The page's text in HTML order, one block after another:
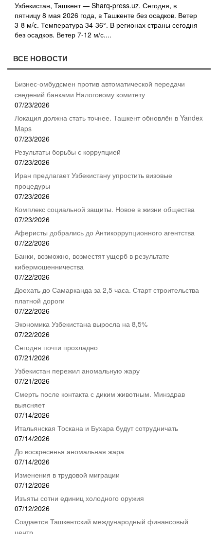
Узбекистан, Ташкент — Sharq-press.uz. Сегодня, в
пятницу 8 мая 2026 года, в Ташкенте без осадков. Ветер
3-8 м/с. Температура 34-36°. В регионах страны сегодня
без осадков. Ветер 7-12 м/с....
ВСЕ НОВОСТИ
Бизнес-омбудсмен против автоматической передачи
сведений банками Налоговому комитету
07/23/2026
Локация должна стать точнее. Ташкент обновлён в Yandex
Maps
07/23/2026
Результаты борьбы с коррупцией
07/23/2026
Иран предлагает Узбекистану упростить визовые
процедуры
07/23/2026
Комплекс социальной защиты. Новое в жизни общества
07/23/2026
Аферисты добрались до Антикоррупционного агентства
07/22/2026
Банки, возможно, возместят ущерб в результате
кибермошенничества
07/22/2026
Доехать до Самарканда за 2,5 часа. Старт строительства
платной дороги
07/22/2026
Экономика Узбекистана выросла на 8,5%
07/22/2026
Сегодня почти прохладно
07/21/2026
Узбекистан пережил аномальную жару
07/21/2026
Смерть после контакта с диким животным. Минздрав
выясняет
07/14/2026
Итальянская Тоскана и Бухара будут сотрудничать
07/14/2026
До воскресенья аномальная жара
07/14/2026
Изменения в трудовой миграции
07/12/2026
Изъяты сотни единиц холодного оружия
07/12/2026
Создается Ташкентский международный финансовый